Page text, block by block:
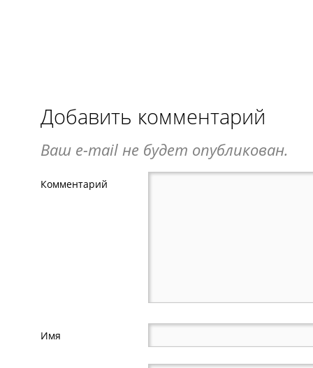
Добавить комментарий
Ваш e-mail не будет опубликован.
Комментарий
Имя